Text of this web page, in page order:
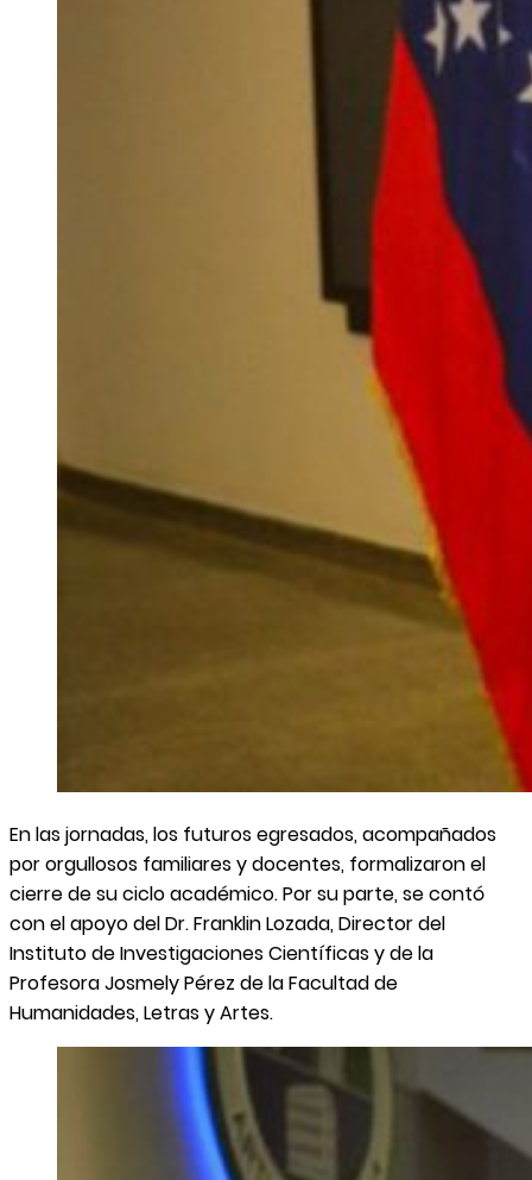
En las jornadas, los futuros egresados, acompañados
por orgullosos familiares y docentes, formalizaron el
cierre de su ciclo académico. Por su parte, se contó
con el apoyo del Dr. Franklin Lozada, Director del
Instituto de Investigaciones Científicas y de la
Profesora Josmely Pérez de la Facultad de
Humanidades, Letras y Artes.